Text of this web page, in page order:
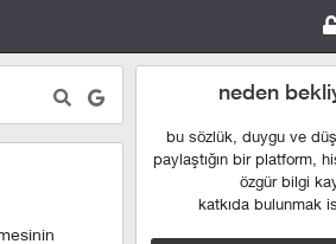
neden
bu sözlük, duygu ve
paylaştığın bir platform,
özgür bilgi
katkıda bulunmak